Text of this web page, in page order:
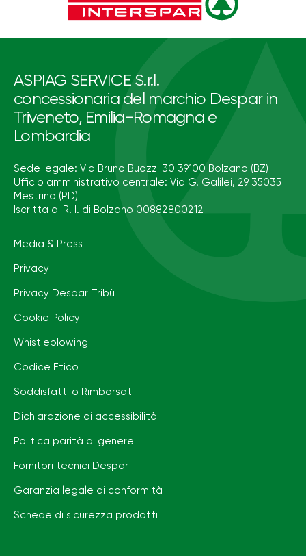
ASPIAG SERVICE S.r.l.
concessionaria del marchio Despar in
Triveneto, Emilia-Romagna e
Lombardia
Sede legale: Via Bruno Buozzi 30 39100 Bolzano (BZ)
Ufficio amministrativo centrale: Via G. Galilei, 29 35035
Mestrino (PD)
Iscritta al R. I. di Bolzano 00882800212
Media & Press
Privacy
Privacy Despar Tribù
Cookie Policy
Whistleblowing
Codice Etico
Soddisfatti o Rimborsati
Dichiarazione di accessibilità
Politica parità di genere
Fornitori tecnici Despar
Garanzia legale di conformità
Schede di sicurezza prodotti